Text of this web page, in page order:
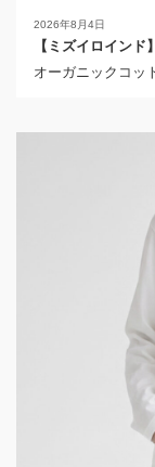
2026年8月4日
【ミズイロイン
オーガニックコッ